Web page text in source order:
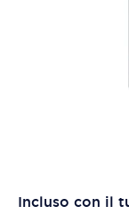
Incluso con il